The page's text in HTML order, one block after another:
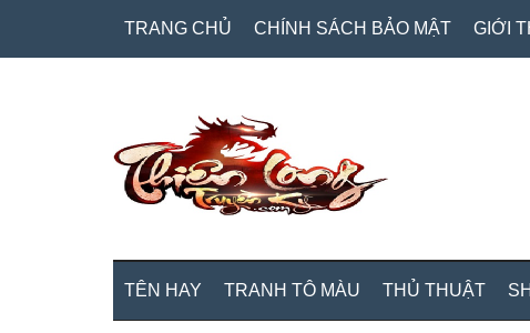
TRANG CHỦ CHÍNH SÁCH BẢO MẬT GIỚI
TÊN HAY TRANH TÔ MÀU THỦ THUẬT